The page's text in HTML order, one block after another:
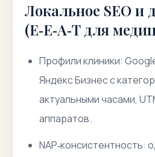
Локальное SEO и
(E‑E‑A‑T для
Профили клиники:
Яндекс Бизнес с
актуальными часами,
аппаратов.
NAP‑консистентность: